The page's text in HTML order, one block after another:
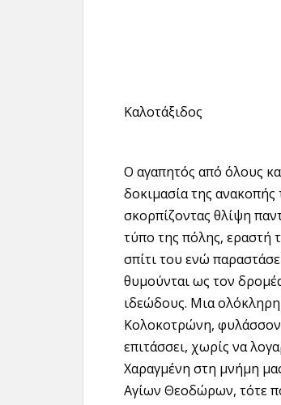
Καλοτάξιδος
Ο αγαπητός από όλους
δοκιμασία της
σκορπίζοντας θλίψη
τύπο της πόλης, εραστή
σπίτι του ενώ
θυμούνται ως τον
ιδεώδους. Μια ολόκληρη
Κολοκοτρώνη,
επιτάσσει, χωρίς να
Χαραγμένη στη μνήμη
Αγίων Θεοδώρων, τότε